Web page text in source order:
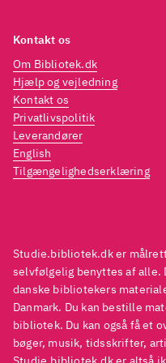
Krauss binder
nærmest
med
det samlende
dejlig
underholdende
Studie.bibliotek.dk er
selvfølgelig benyttes af alle.
danske bibliotekers
Danmark. Du kan bestille
bibliotek. Du kan også få et
bøger, musik, tidsskrifter,
Kontakt os
Om Bibliotek.dk
Hjælp og vejledning
Kontakt os
Privatlivspolitik
Leverandører
English
Tilgængelighedserklæring